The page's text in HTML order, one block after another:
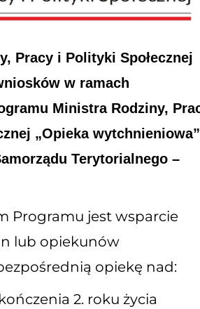
Pracy i Polityki Społecznej
w ramach
Ministra Rodziny,
„Opieka wytchnieniowa”
Terytorialnego –
Programu jest wsparcie
lub opiekunów
opiekę nad:
2. roku życia